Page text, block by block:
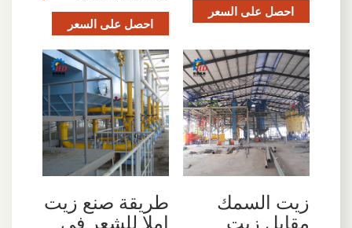
احصل على السعر
احصل على السعر
زيت السمك
مقابل زيت
طريقة صنع زيت
املا للشعر في